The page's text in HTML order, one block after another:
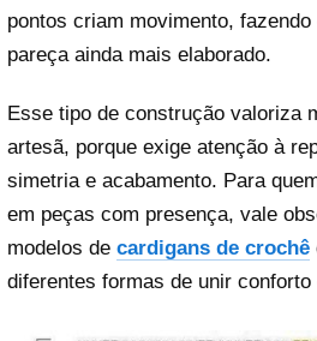
pontos criam movimento,
pareça ainda mais elaborado.
Esse tipo de construção valoriza
artesã, porque exige atenção à
simetria e acabamento. Para
em peças com presença, vale
modelos de cardigans de crochê
diferentes formas de unir conforto